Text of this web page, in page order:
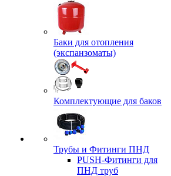
Баки для отопления
(экспанзоматы)
Комплектующие для баков
Трубы и Фитинги ПНД
PUSH-Фитинги для
ПНД труб